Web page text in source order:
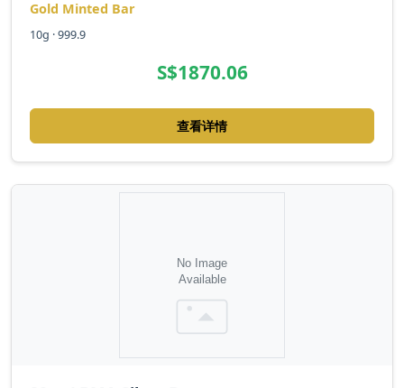
Gold Minted Bar
10g · 999.9
S$1870.06
查看详情